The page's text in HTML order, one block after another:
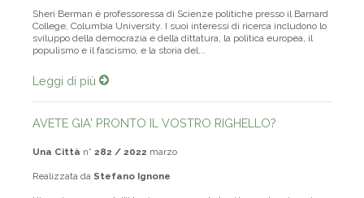
Sheri Berman è professoressa di Scienze politiche presso il Barnard
College, Columbia University. I suoi interessi di ricerca includono lo
sviluppo della democrazia e della dittatura, la politica europea, il
populismo e il fascismo, e la storia del...
Leggi di più
AVETE GIA' PRONTO IL VOSTRO RIGHELLO?
Una Città n° 282 / 2022 marzo
Realizzata da Stefano Ignone